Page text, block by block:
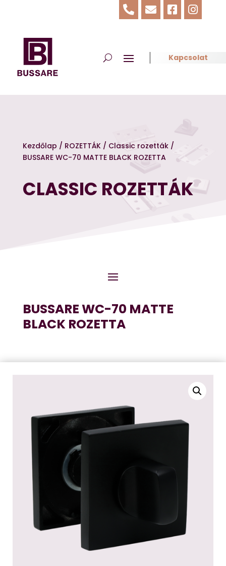
   
Kapcsolat
Kezdőlap / ROZETTÁK/ Classic rozetták/
BUSSARE WC-70 MATTE BLACK ROZETTA
CLASSIC ROZETTÁK
BUSSARE WC-70 MATTE
BLACK ROZETTA